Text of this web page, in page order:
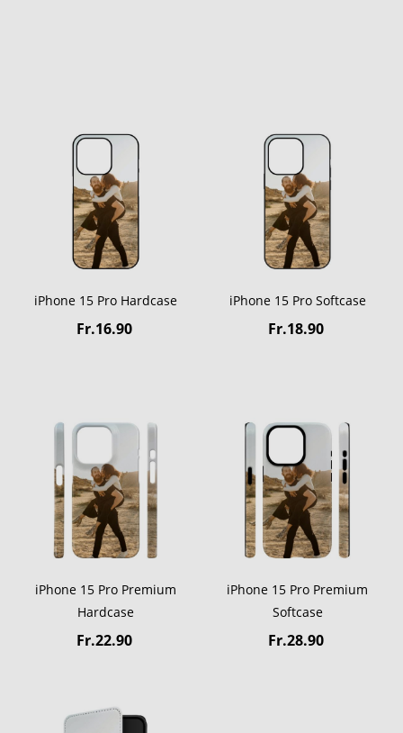
iPhone 15 Pro Hardcase
Fr.16.90
iPhone 15 Pro Softcase
Fr.18.90
iPhone 15 Pro Premium
Hardcase
Fr.22.90
iPhone 15 Pro Premium
Softcase
Fr.28.90